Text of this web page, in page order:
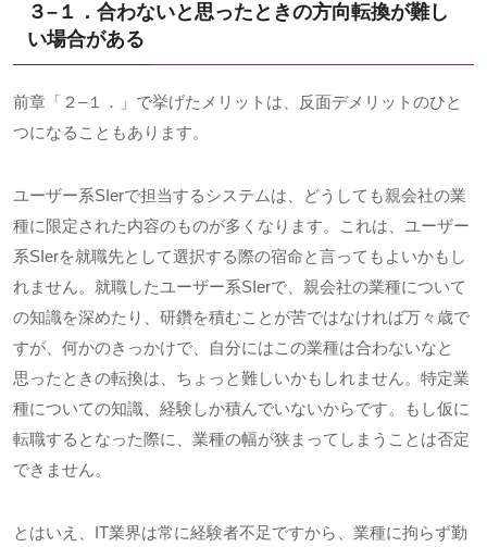
３– １．合わないと思ったときの方向転換が難し
い場合がある
前章「２ –１．」で挙げたメリットは、反面デメリットのひと
つになることもあります。
ユーザー系SIerで担当するシステムは、どうしても親会社の業
種に限定された内容のものが多くなります。これは、ユーザー
系SIerを就職先として選択する際の宿命と言ってもよいかもし
れません。就職したユーザー系SIerで、親会社の業種について
の知識を深めたり、研鑽を積むことが苦ではなければ万々歳で
すが、何かのきっかけで、自分にはこの業種は合わないなと
思ったときの転換は、ちょっと難しいかもしれません。特定業
種についての知識、経験しか積んでいないからです。もし仮に
転職するとなった際に、業種の幅が狭まってしまうことは否定
できません。
とはいえ、 IT業界は常に経験者不足ですから、業種に拘らず勤